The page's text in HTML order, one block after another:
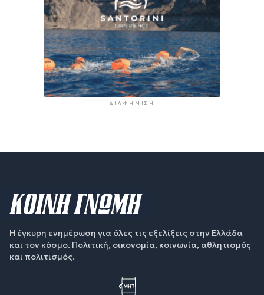
ΔΙΑΦΉΜΙΣΗ
Η έγκυρη ενημέρωση για όλες τις εξελίξεις στην Ελλάδα
και τον κόσμο. Πολιτική, οικονομία, κοινωνία, αθλητισμός
και πολιτισμός.